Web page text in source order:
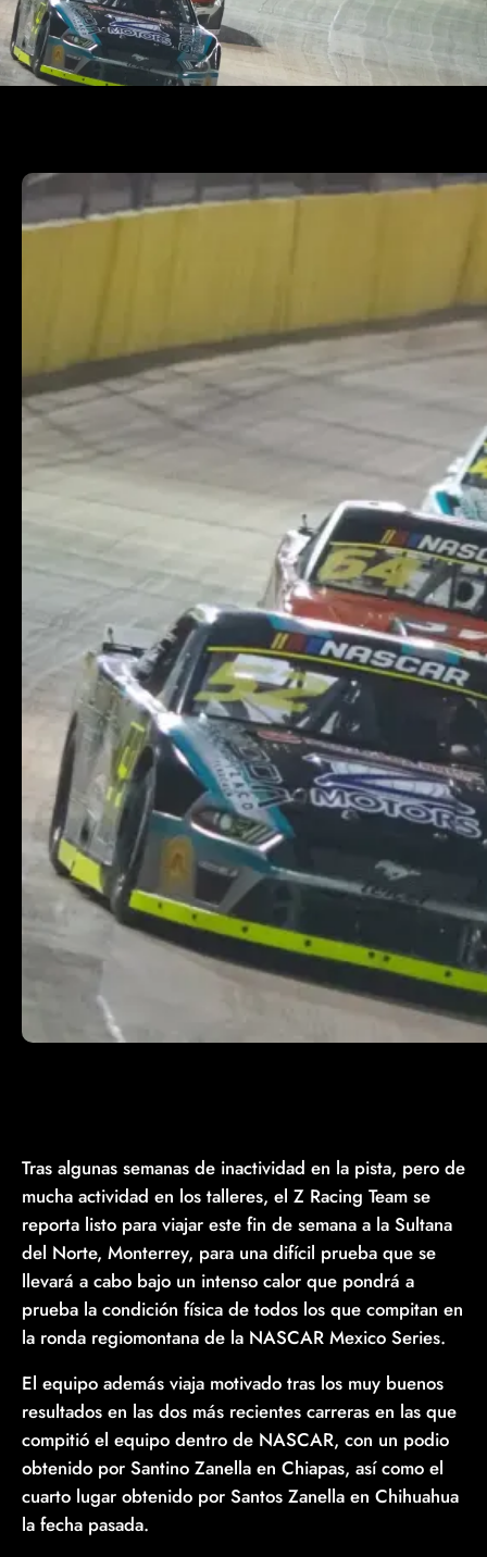
Tras algunas semanas de inactividad en la pista, pero de
mucha actividad en los talleres, el Z Racing Team se
reporta listo para viajar este fin de semana a la Sultana
del Norte, Monterrey, para una difícil prueba que se
llevará a cabo bajo un intenso calor que pondrá a
prueba la condición física de todos los que compitan en
la ronda regiomontana de la NASCAR Mexico Series.
El equipo además viaja motivado tras los muy buenos
resultados en las dos más recientes carreras en las que
compitió el equipo dentro de NASCAR, con un podio
obtenido por Santino Zanella en Chiapas, así como el
cuarto lugar obtenido por Santos Zanella en Chihuahua
la fecha pasada.